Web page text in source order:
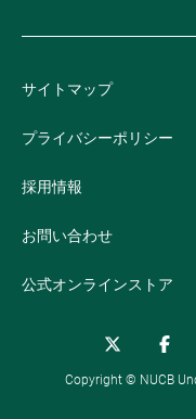
サイトマップ
プライバシーポリシー
採用情報
お問い合わせ
公式オンラインストア
Copyright © NUCB